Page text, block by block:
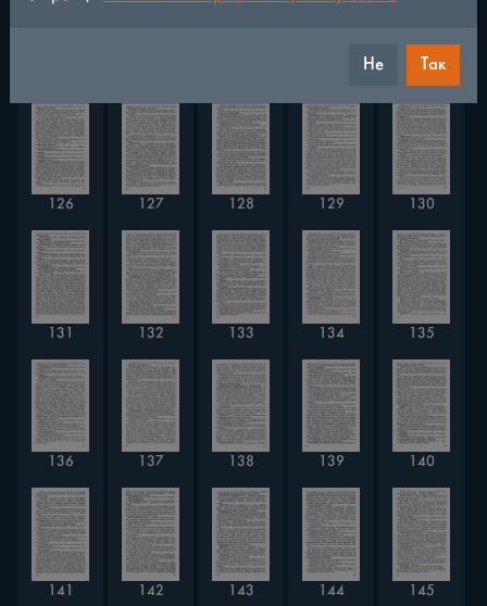
126 127 128 129 130
131 132 133 134 135
136 137 138 139 140
141 142 143 144 145
Не Так